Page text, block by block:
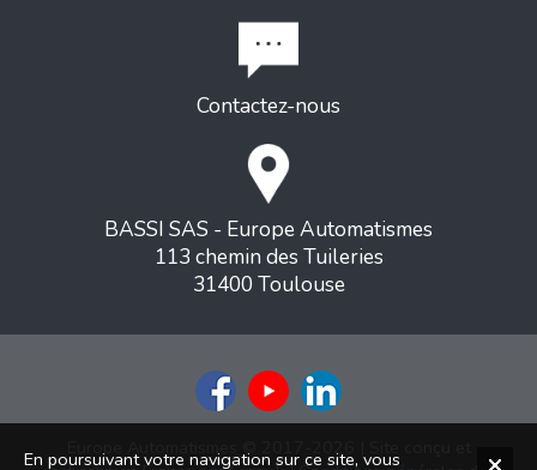
Contactez-nous
BASSI SAS - Europe Automatismes
113 chemin des Tuileries
31400 Toulouse
Europe Automatismes © 2017-2026 | Site conçu et
En poursuivant votre navigation sur ce site, vous